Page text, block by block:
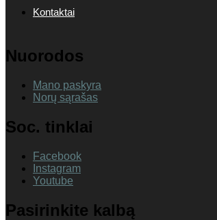
Kontaktai
Nuorodos
Mano paskyra
Norų sąrašas
Soc. tinklai
Facebook
Instagram
Youtube
Pasirinkite kalbą